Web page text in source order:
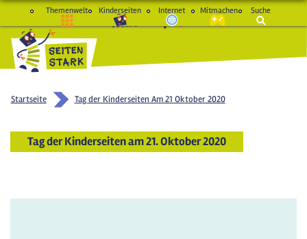
Themenwelt Kinderseiten Internet Mitmachen Suche
macht Spaß und schlau
Startseite Tag der Kinderseiten Am 21 Oktober 2020
Tag der Kinderseiten am 21. Oktober 2020